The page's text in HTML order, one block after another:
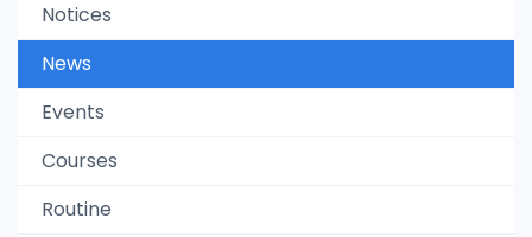
Notices
News
Events
Courses
Routine